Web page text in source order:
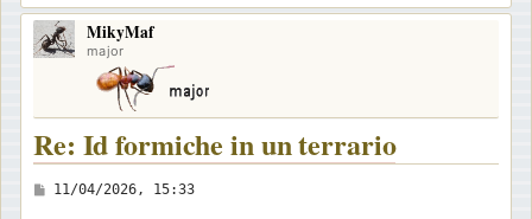
o
MikyMaf
major
Re: Id formiche in un terrario
M11/04/2026, 15:33